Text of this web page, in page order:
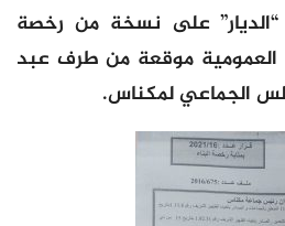
على نسخة من رخصة
العمومية موقعة من طرف عبد
الجماعي لمكناس.